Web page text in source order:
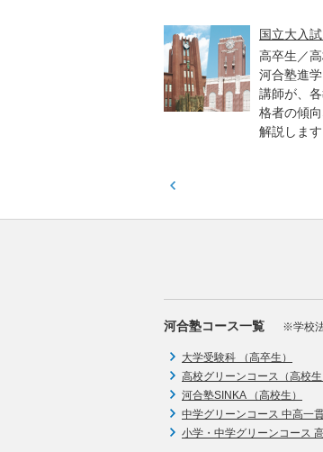
国立大入
高卒生／
河合塾進
講師が、
格者の傾
解説します
河合塾コース一覧 ※学校
大学受験科 （高卒生）
高校グリーンコース（高校生
河合塾SINKA （高校生）
中学グリーンコース 中高一
小学・中学グリーンコース